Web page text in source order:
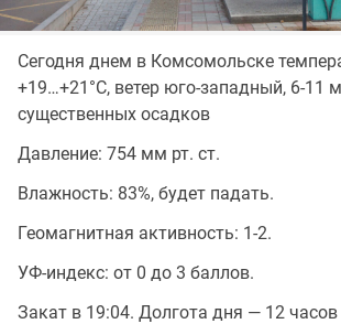
Сегодня днем в Комсомольске
+19…+21°C, ветер юго-западный, 6-11
существенных осадков
Давление: 754 мм рт. ст.
Влажность: 83%, будет падать.
Геомагнитная активность: 1-2.
УФ-индекс: от 0 до 3 баллов.
Закат в 19:04. Долгота дня — 12